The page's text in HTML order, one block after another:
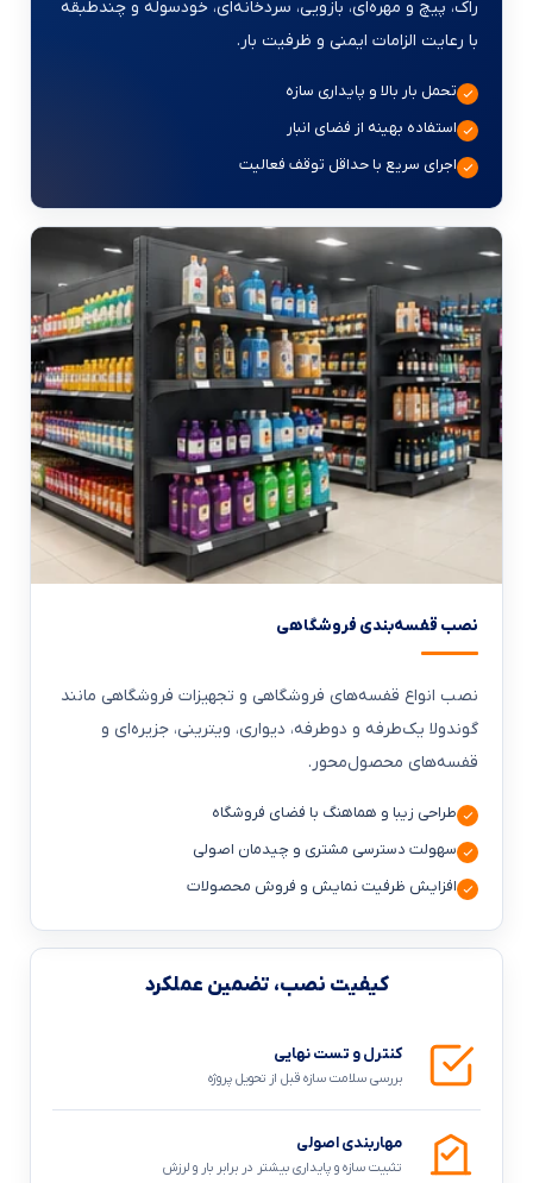
راک، پیچ و مهره‌ای، بازویی، سردخانه‌ای، خودسوله و چندطبقه
با رعایت الزامات ایمنی و ظرفیت بار.
تحمل بار بالا و پایداری سازه
استفاده بهینه از فضای انبار
اجرای سریع با حداقل توقف فعالیت
نصب قفسه‌بندی فروشگاهی
نصب انواع قفسه‌های فروشگاهی و تجهیزات فروشگاهی مانند
گوندولا یک‌طرفه و دوطرفه، دیواری، ویترینی، جزیره‌ای و
قفسه‌های محصول‌محور.
طراحی زیبا و هماهنگ با فضای فروشگاه
سهولت دسترسی مشتری و چیدمان اصولی
افزایش ظرفیت نمایش و فروش محصولات
کیفیت نصب، تضمین عملکرد
کنترل و تست نهایی
بررسی سلامت سازه قبل از تحویل پروژه
مهاربندی اصولی
تثبیت سازه و پایداری بیشتر در برابر بار و لرزش